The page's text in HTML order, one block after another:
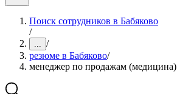
Поиск сотрудников в Бабяково
/
... /
резюме в Бабяково/
менеджер по продажам (медицина)